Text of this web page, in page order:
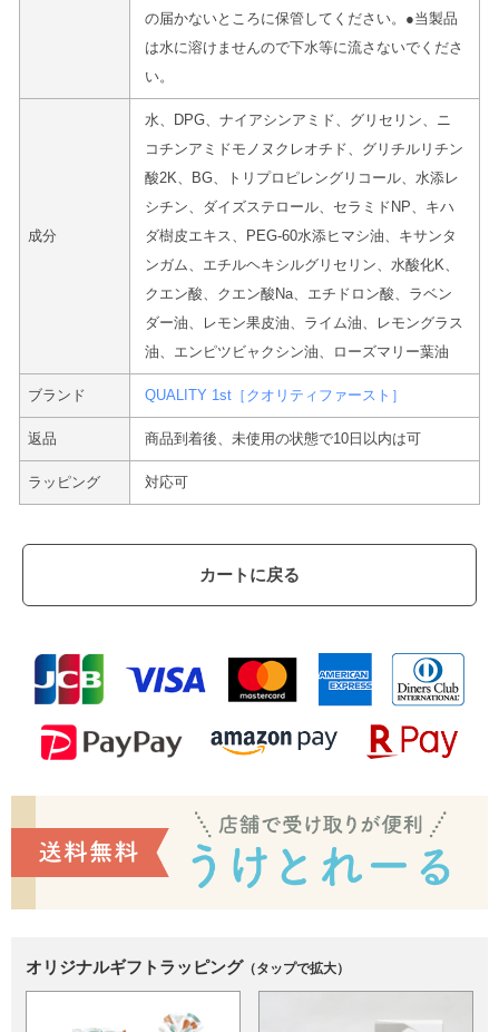
の届かないところに保管してください。●当製品
は水に溶けませんので下水等に流さないでくださ
い。
成分
水、DPG、ナイアシンアミド、グリセリン、ニ
コチンアミドモノヌクレオチド、グリチルリチン
酸2K、BG、トリプロピレングリコール、水添レ
シチン、ダイズステロール、セラミドNP、キハ
ダ樹皮エキス、PEG-60水添ヒマシ油、キサンタ
ンガム、エチルヘキシルグリセリン、水酸化K、
クエン酸、クエン酸Na、エチドロン酸、ラベン
ダー油、レモン果皮油、ライム油、レモングラス
油、エンピツビャクシン油、ローズマリー葉油
ブランド QUALITY 1st［クオリティファースト］
返品 商品到着後、未使用の状態で10日以内は可
ラッピング 対応可
カートに戻る
オリジナルギフトラッピング （タップで拡大）